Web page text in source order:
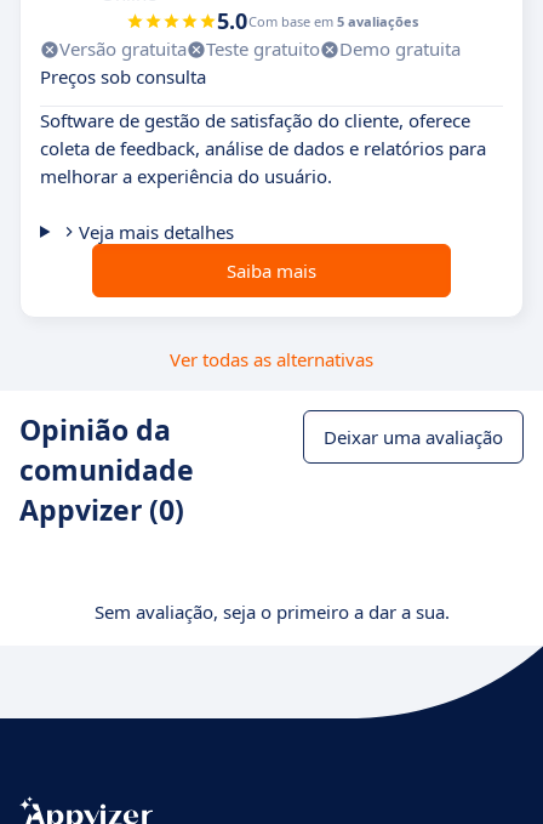
5.0Com base em 5 avaliações
Versão gratuita Teste gratuito
Demo gratuita
Preços sob consulta
Software de gestão de satisfação do cliente, oferece
coleta de feedback, análise de dados e relatórios para
melhorar a experiência do usuário.
Veja mais detalhes
Saiba mais
Ver todas as alternativas
Opinião da
comunidade
Appvizer (0)
Deixar uma avaliação
Sem avaliação, seja o primeiro a dar a sua.